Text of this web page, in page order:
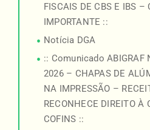
FISCAIS DE CBS E IBS –
IMPORTANTE ::
Notícia DGA
:: Comunicado ABIGRAF
2026 – CHAPAS DE
NA IMPRESSÃO –
RECONHECE DIREITO À
COFINS ::